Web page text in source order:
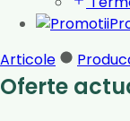
Articole
Oferte